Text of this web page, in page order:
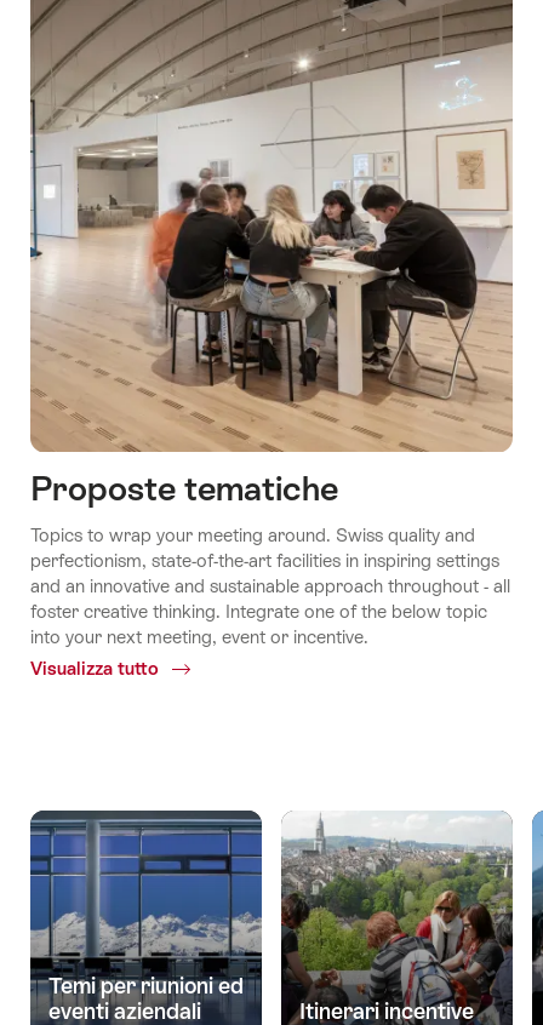
Proposte tematiche
Topics to wrap your meeting around. Swiss quality and
perfectionism, state-of-the-art facilities in inspiring settings
and an innovative and sustainable approach throughout - all
foster creative thinking. Integrate one of the below topic
into your next meeting, event or incentive.
Visualizza tutto
Common.Of
Temi per riunioni ed
eventi aziendali
Itinerari incentive